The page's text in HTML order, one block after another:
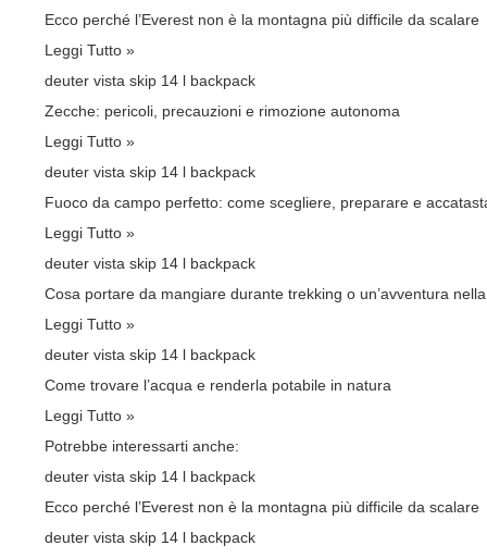
Ecco perché l’Everest non è la montagna più difficile da scalare
Leggi Tutto »
deuter vista skip 14 l backpack
Zecche: pericoli, precauzioni e rimozione autonoma
Leggi Tutto »
deuter vista skip 14 l backpack
Fuoco da campo perfetto: come scegliere, preparare e
Leggi Tutto »
deuter vista skip 14 l backpack
Cosa portare da mangiare durante trekking o un’avventura
Leggi Tutto »
deuter vista skip 14 l backpack
Come trovare l’acqua e renderla potabile in natura
Leggi Tutto »
Potrebbe interessarti anche:
deuter vista skip 14 l backpack
Ecco perché l’Everest non è la montagna più difficile da scalare
deuter vista skip 14 l backpack